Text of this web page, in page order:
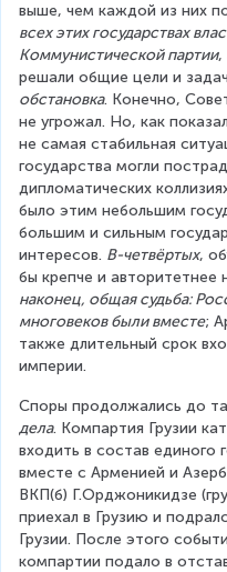
выше, чем каждой из них
всех этих государствах
Коммунистической партии,
решали общие цели и
обстановка. Конечно,
не угрожал. Но, как
не самая стабильная
государства могли
дипломатических
было этим небольшим
большим и сильным
интересов. В-четвёртых,
бы крепче и
наконец, общая судьба:
многовеков были вместе;
также длительный срок
империи.
Споры продолжались до
дела. Компартия Грузии
входить в состав единого
вместе с Арменией и
ВКП(б) Г.Орджоникидзе
приехал в Грузию и
Грузии. После этого
компартии подало в